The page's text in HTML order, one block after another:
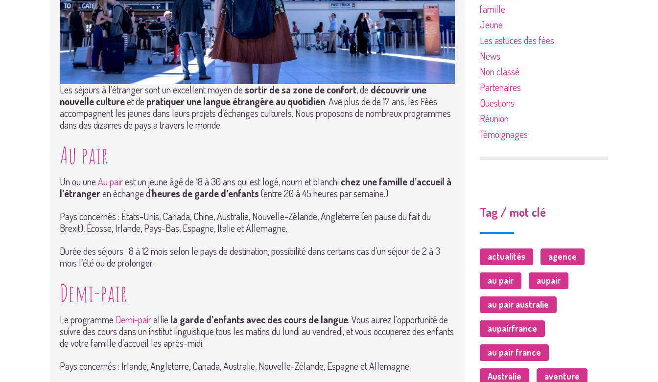
Les séjours à l’étranger sont un excellent moyen desortir de sa zone de confort, de découvrir une
nouvelle cultureet de pratiquer une langue étrangère au quotidien. Ave plus de de 17 ans, les Fées
accompagnent les jeunes dans leurs projets d’échanges culturels. Nous proposons de nombreux programmes
dans des dizaines de pays à travers le monde.
Au pair
Un ou uneAu pairest un jeune âgé de 18 à 30 ans qui est logé, nourri et blanchi chez une famille d’accueil à
l’étrangeren échange d’heures de garde d’enfants(entre 20 à 45 heures par semaine.)
Pays concernés : États-Unis, Canada, Chine, Australie, Nouvelle-Zélande, Angleterre (en pause du fait du
Brexit), Écosse, Irlande, Pays-Bas, Espagne, Italie et Allemagne.
Durée des séjours : 8 à 12 mois selon le pays de destination, possibilité dans certains cas d’un séjour de 2 à 3
mois l’été ou de prolonger.
Demi-pair
Le programme Demi-pairallie la garde d’enfants avec des cours de langue. Vous aurez l’opportunité de
suivre des cours dans un institut linguistique tous les matins du lundi au vendredi, et vous occuperez des enfants
de votre famille d’accueil les après-midi.
Pays concernés : Irlande, Angleterre, Canada, Australie, Nouvelle-Zélande, Espagne et Allemagne.
famille
Jeune
Les astuces des fées
News
Non classé
Partenaires
Questions
Réunion
Témoignages
Tag / mot clé
actualités agence
au pair aupair
au pair australie
aupairfrance
au pair france
Australie aventure